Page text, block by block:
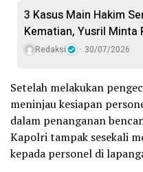
3 Kasus Main Hakim
Kematian, Yusril Minta
Redaksi 30/07/2026
Setelah melakukan
meninjau kesiapan
dalam penanganan
Kapolri tampak sesekali
kepada personel di